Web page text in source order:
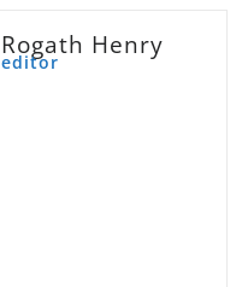
Rogath Henry
editor